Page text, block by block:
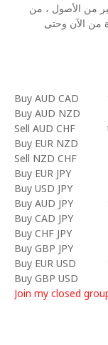
من الأصول ، من
من الآن وحتى
Buy AUD CAD
Buy AUD NZD
Sell AUD CHF
Buy EUR NZD
Sell NZD CHF
Buy EUR JPY
Buy USD JPY
Buy AUD JPY
Buy CAD JPY
Buy CHF JPY
Buy GBP JPY
Buy EUR USD
Buy GBP USD
Join my closed